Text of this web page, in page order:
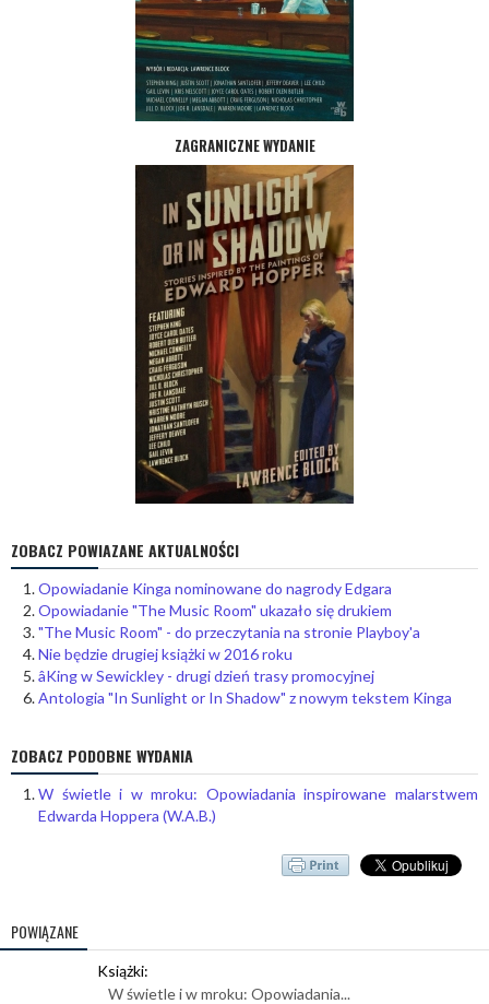
ZAGRANICZNE WYDANIE
ZOBACZ POWIAZANE AKTUALNOŚCI
Opowiadanie Kinga nominowane do nagrody Edgara
Opowiadanie "The Music Room" ukazało się drukiem
"The Music Room" - do przeczytania na stronie Playboy'a
Nie będzie drugiej książki w 2016 roku
âKing w Sewickley - drugi dzień trasy promocyjnej
Antologia "In Sunlight or In Shadow" z nowym tekstem Kinga
ZOBACZ PODOBNE WYDANIA
W świetle i w mroku: Opowiadania inspirowane malarstwem
Edwarda Hoppera (W.A.B.)
POWIĄZANE
Książki:
W świetle i w mroku: Opowiadania...